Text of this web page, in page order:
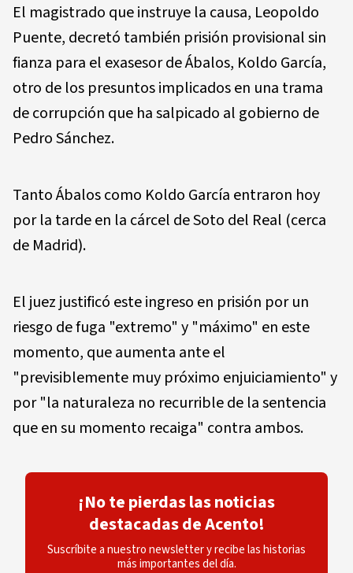
El magistrado que instruye la causa, Leopoldo
Puente, decretó también prisión provisional sin
fianza para el exasesor de Ábalos, Koldo García,
otro de los presuntos implicados en una trama
de corrupción que ha salpicado al gobierno de
Pedro Sánchez.
Tanto Ábalos como Koldo García entraron hoy
por la tarde en la cárcel de Soto del Real (cerca
de Madrid).
El juez justificó este ingreso en prisión por un
riesgo de fuga "extremo" y "máximo" en este
momento, que aumenta ante el
"previsiblemente muy próximo enjuiciamiento" y
por "la naturaleza no recurrible de la sentencia
que en su momento recaiga" contra ambos.
¡No te pierdas las noticias
destacadas de Acento!
Suscríbite a nuestro newsletter y recibe las historias
más importantes del día.